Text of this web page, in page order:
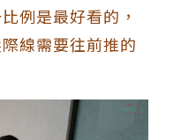
例是最好看的，
線需要往前推的